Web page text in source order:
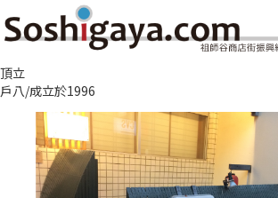
祖師谷商店街
頂立
戶八/成立於1996